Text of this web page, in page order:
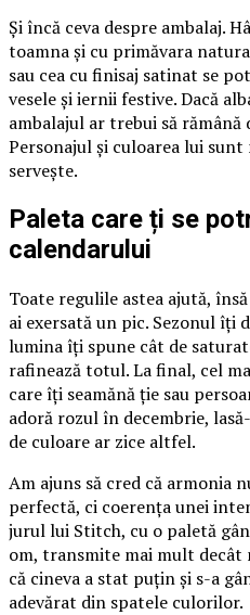
Și încă ceva despre ambalaj.
toamna și cu primăvara
sau cea cu finisaj satinat se
vesele și iernii festive. Dacă
ambalajul ar trebui să
Personajul și culoarea lui
servește.
Paleta care ți se
calendarului
Toate regulile astea ajută,
ai exersată un pic. Sezonul îți
lumina îți spune cât de
rafinează totul. La final, cel
care îți seamănă ție sau
adoră rozul în decembrie,
de culoare ar zice altfel.
Am ajuns să cred că armonia
perfectă, ci coerența unei
jurul lui Stitch, cu o paletă
om, transmite mai mult decât
că cineva a stat puțin și s-a
adevărat din spatele culorilor.